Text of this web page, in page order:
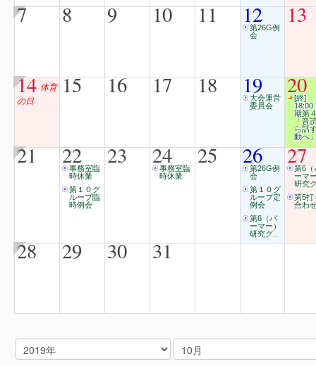
7 8 9 10 11 12
第26G例
会
13
14 体育
の日
15 16 17 18 19
大会運営
委員会
20
[終]
18:00
期第
「音
ら話
動へ
21 22
事務室臨
時休業
第１０グ
ループ臨
時例会
23 24
事務室臨
時休業
25 26
第26G例
会
第１０グ
ループ定
例会
第6（パ
ーマー）
研究グ..
27
第6（
ーマ
研究
第5打
合わ
28 29 30 31